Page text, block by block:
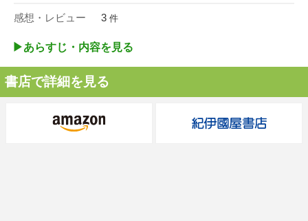
感想・レビュー 3 件
▶︎あらすじ・内容を見る
書店で詳細を見る